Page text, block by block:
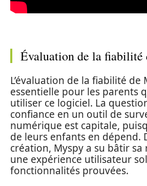
Évaluation de la fiabilité
L’évaluation de la fiabilité de
essentielle pour les parents
utiliser ce logiciel. La
confiance en un outil de
numérique est capitale,
de leurs enfants en dépend.
création, Myspy a su bâtir
une expérience utilisateur
fonctionnalités prouvées.